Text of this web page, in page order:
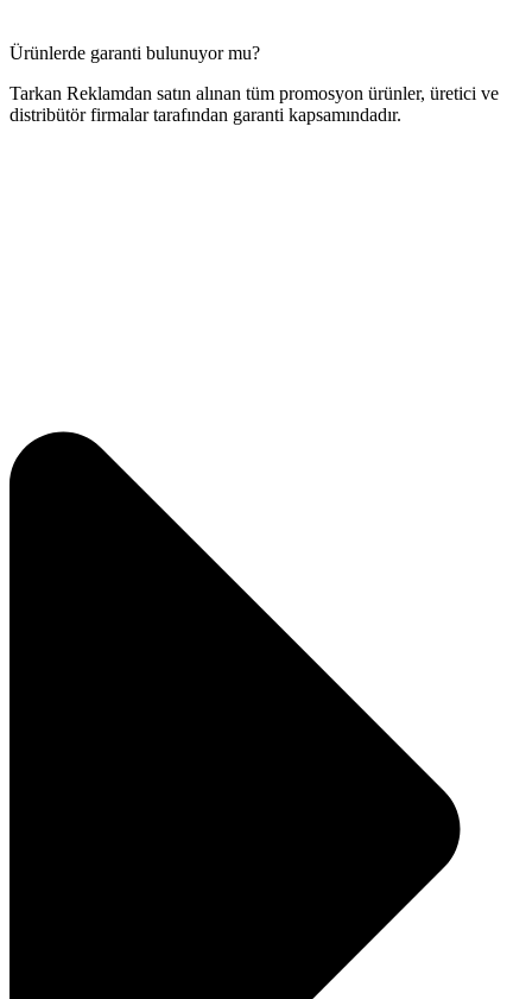
Ürünlerde garanti bulunuyor mu?
Tarkan Reklamdan satın alınan tüm promosyon ürünler, üretici ve
distribütör firmalar tarafından garanti kapsamındadır.